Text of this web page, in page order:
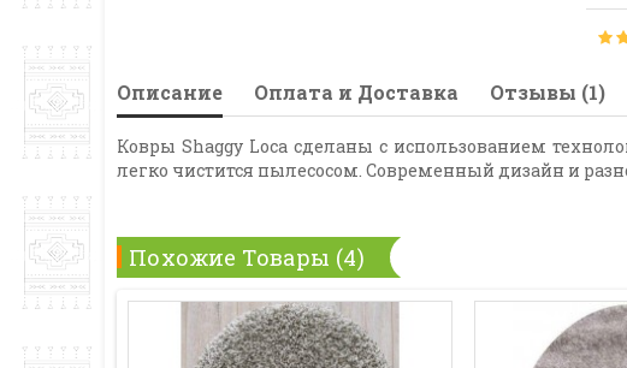
Описание Оплата и Доставка Отзывы (1)
Ковры Shaggy Loca сделаны с использованием
легко чистится пылесосом. Современный дизайн и
Похожие Товары (4)